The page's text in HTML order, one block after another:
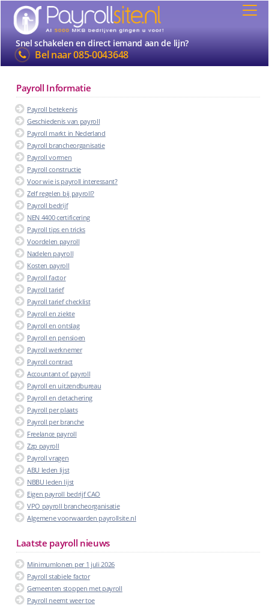
Snel schakelen en direct iemand aan de lijn?
Bel naar085-0043648
Payroll Informatie
Payroll betekenis
Geschiedenis van payroll
Payroll markt in Nederland
Payroll brancheorganisatie
Payroll vormen
Payroll constructie
Voor wie is payroll interessant?
Zelf regelen bij payroll?
Payroll bedrijf
NEN 4400 certificering
Payroll tips en tricks
Voordelen payroll
Nadelen payroll
Kosten payroll
Payroll factor
Payroll tarief
Payroll tarief checklist
Payroll en ziekte
Payroll en ontslag
Payroll en pensioen
Payroll werknemer
Payroll contract
Accountant of payroll
Payroll en uitzendbureau
Payroll en detachering
Payroll per plaats
Payroll per branche
Freelance payroll
Zzp payroll
Payroll vragen
ABU leden lijst
NBBU leden lijst
Eigen payroll bedrijf CAO
VPO payroll brancheorganisatie
Algemene voorwaarden payrollsite.nl
Laatste payroll nieuws
Minimumlonen per 1 juli 2026
Payroll stabiele factor
Gemeenten stoppen met payroll
Payroll neemt weer toe